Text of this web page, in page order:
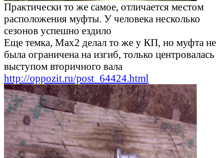
Практически то же самое, отличается местом
расположения муфты. У человека несколько
сезонов успешно ездило
Еще темка, Max2 делал то же у КП, но муфта не
была ограничена на изгиб, только центровалась
выступом вторичного вала
http://oppozit.ru/post_64424.html